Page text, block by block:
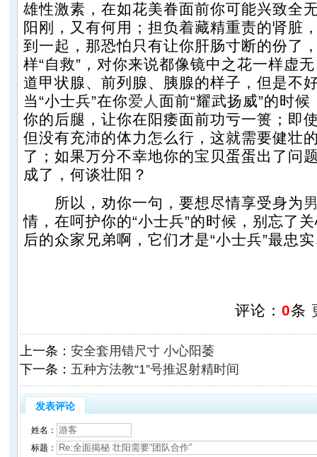
雄性激素，在如花美眷面前你可能兴致全
阳刚，又有何用；担负着藏精重责的肾脏
到一起，那恐怕只有让你肝肠寸断的份了
样“自救”，对你来说都像镜中之花一样虚
道甲状腺、前列腺、胰腺的样子，但是不
当“小士兵”在你爱人 面前“耀武扬威”的时
你的后腿，让你在阳痿面前功亏一篑；即
但没有充沛的体力怎么行，这就需要健壮
了；如果万分不幸地你的宝贝蛋蛋出了问
成了，何谈壮阳？
所以，劝你一句，要想尽情享受身为
情，在呵护你的“小士兵”的时候，别忘了
后的众家兄弟啊，它们才是“小士兵”最忠
评论： 0条
上一条： 安全套用错尺寸 小心阳萎
下一条： 五种方法教“1”号推迟射精时间
发表评论
姓名：
标题：